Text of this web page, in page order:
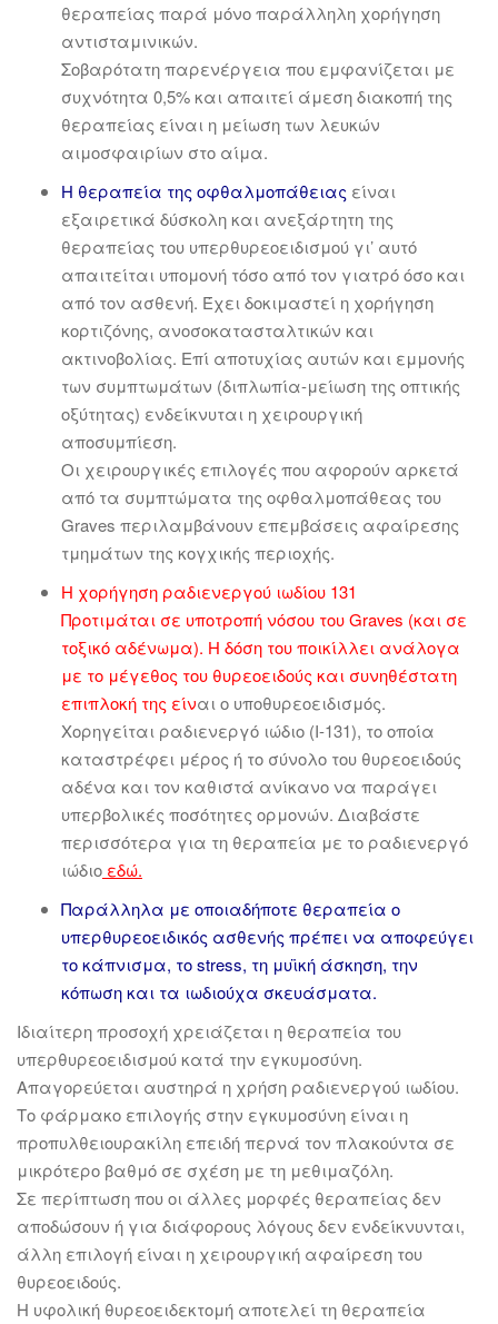
θεραπείας παρά μόνο παράλληλη χορήγηση
αντισταμινικών.
Σοβαρότατη παρενέργεια που εμφανίζεται με
συχνότητα 0,5% και απαιτεί άμεση διακοπή της
θεραπείας είναι η μείωση των λευκών
αιμοσφαιρίων στο αίμα.
Η θεραπεία της οφθαλμοπάθειας είναι
εξαιρετικά δύσκολη και ανεξάρτητη της
θεραπείας του υπερθυρεοειδισμού γι’ αυτό
απαιτείται υπομονή τόσο από τον γιατρό όσο και
από τον ασθενή. Έχει δοκιμαστεί η χορήγηση
κορτιζόνης, ανοσοκατασταλτικών και
ακτινοβολίας. Επί αποτυχίας αυτών και εμμονής
των συμπτωμάτων (διπλωπία-μείωση της οπτικής
οξύτητας) ενδείκνυται η χειρουργική
αποσυμπίεση.
Οι χειρουργικές επιλογές που αφορούν αρκετά
από τα συμπτώματα της οφθαλμοπάθεας του
Graves περιλαμβάνουν επεμβάσεις αφαίρεσης
τμημάτων της κογχικής περιοχής.
Η χορήγηση ραδιενεργού ιωδίου 131
Προτιμάται σε υποτροπή νόσου του Graves (και σε
τοξικό αδένωμα). H δόση του ποικίλλει ανάλογα
με το μέγεθος του θυρεοειδούς και συνηθέστατη
επιπλοκή της είναι ο υποθυρεοειδισμός.
Χορηγείται ραδιενεργό ιώδιο (I-131), το οποία
καταστρέφει μέρος ή το σύνολο του θυρεοειδούς
αδένα και τον καθιστά ανίκανο να παράγει
υπερβολικές ποσότητες ορμονών. Διαβάστε
περισσότερα για τη θεραπεία με το ραδιενεργό
ιώδιο εδώ.
Παράλληλα με οποιαδήποτε θεραπεία ο
υπερθυρεοειδικός ασθενής πρέπει να αποφεύγει
το κάπνισμα, το stress, τη μυϊκή άσκηση, την
κόπωση και τα ιωδιούχα σκευάσματα.
Ιδιαίτερη προσοχή χρειάζεται η θεραπεία του
υπερθυρεοειδισμού κατά την εγκυμοσύνη.
Απαγορεύεται αυστηρά η χρήση ραδιενεργού ιωδίου.
Το φάρμακο επιλογής στην εγκυμοσύνη είναι η
προπυλθειουρακίλη επειδή περνά τον πλακούντα σε
μικρότερο βαθμό σε σχέση με τη μεθιμαζόλη.
Σε περίπτωση που οι άλλες μορφές θεραπείας δεν
αποδώσουν ή για διάφορους λόγους δεν ενδείκνυνται,
άλλη επιλογή είναι η χειρουργική αφαίρεση του
θυρεοειδούς.
Η υφολική θυρεοειδεκτομή αποτελεί τη θεραπεία